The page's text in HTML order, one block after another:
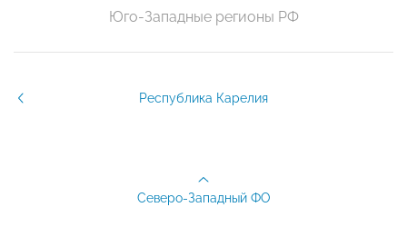
Юго-Западные регионы РФ
Республика Карелия
Северо-Западный ФО